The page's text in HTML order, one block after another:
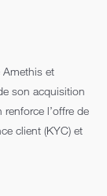
Amethis et
son acquisition
l’offre de
client (KYC) et